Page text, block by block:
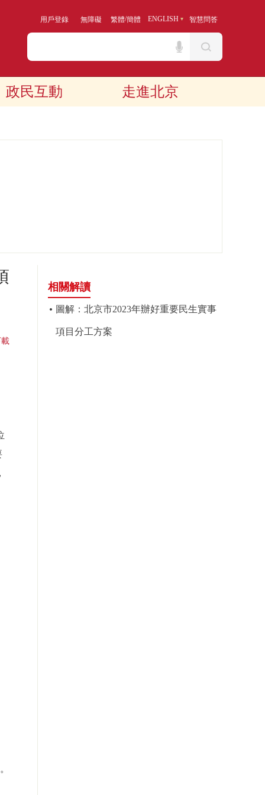
用戶登錄 無障礙 繁體/簡體 ENGLISH 智慧問答
政民互動 走進北京
相關解讀
圖解：北京市2023年辦好重要民生實事
項目分工方案